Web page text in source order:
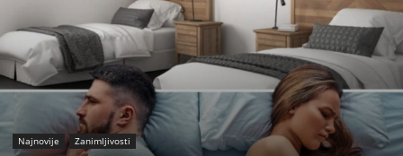
Najnovije Zanimljivosti